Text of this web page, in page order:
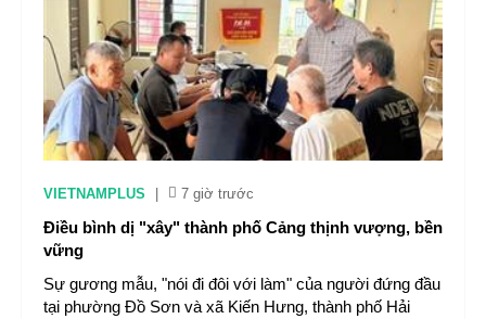
VIETNAMPLUS 7 giờ trước
Điều bình dị "xây" thành phố Cảng thịnh vượng, bền
vững
Sự gương mẫu, "nói đi đôi với làm" của người đứng đầu
tại phường Đồ Sơn và xã Kiến Hưng, thành phố Hải